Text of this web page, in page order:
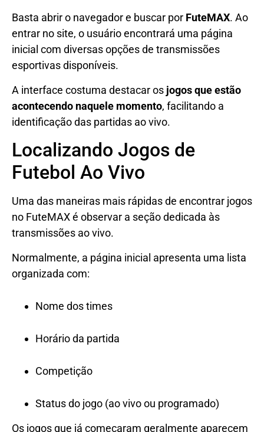
Basta abrir o navegador e buscar por FuteMAX. Ao
entrar no site, o usuário encontrará uma página
inicial com diversas opções de transmissões
esportivas disponíveis.
A interface costuma destacar os jogos que estão
acontecendo naquele momento, facilitando a
identificação das partidas ao vivo.
Localizando Jogos de
Futebol Ao Vivo
Uma das maneiras mais rápidas de encontrar jogos
no FuteMAX é observar a seção dedicada às
transmissões ao vivo.
Normalmente, a página inicial apresenta uma lista
organizada com:
Nome dos times
Horário da partida
Competição
Status do jogo (ao vivo ou programado)
Os jogos que já começaram geralmente aparecem